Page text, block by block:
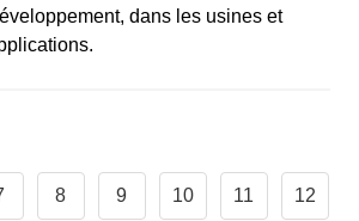
dans les usines et
8 9 10 11 12